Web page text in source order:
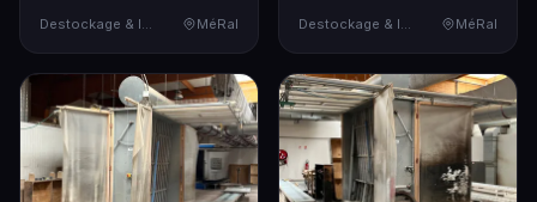
MéRal MéRal